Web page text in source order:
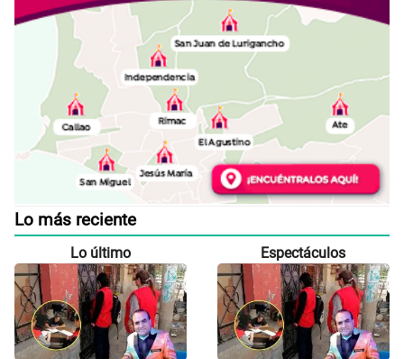
Lo más reciente
Lo último Espectáculos